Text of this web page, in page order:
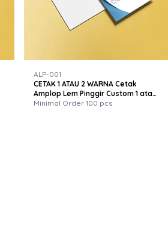
ALP-001
CETAK 1 ATAU 2 WARNA Cetak
Amplop Lem Pinggir Custom 1 atau
2 Warna Berkualitas Tinggi
Minimal Order 100 pcs